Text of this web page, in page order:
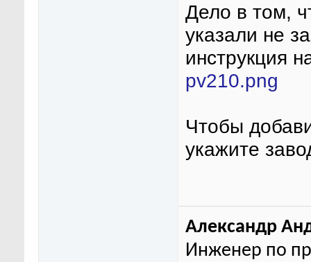
Дело в том,
указали не
инструкция
pv210.png
Чтобы
укажите
Александр
Инженер по